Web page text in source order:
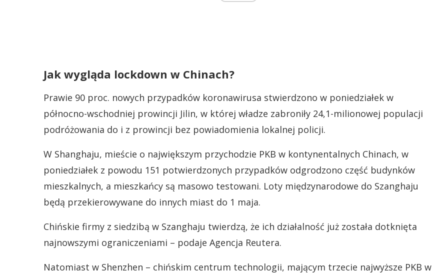
Jak wygląda lockdown w Chinach?
Prawie 90 proc. nowych przypadków koronawirusa stwierdzono w poniedziałek w
północno-wschodniej prowincji Jilin, w której władze zabroniły 24,1-milionowej populacji
podróżowania do i z prowincji bez powiadomienia lokalnej policji.
W Shanghaju, mieście o największym przychodzie PKB w kontynentalnych Chinach, w
poniedziałek z powodu 151 potwierdzonych przypadków odgrodzono część budynków
mieszkalnych, a mieszkańcy są masowo testowani. Loty międzynarodowe do Szanghaju
będą przekierowywane do innych miast do 1 maja.
Chińskie firmy z siedzibą w Szanghaju twierdzą, że ich działalność już została dotknięta
najnowszymi ograniczeniami – podaje Agencja Reutera.
Natomiast w Shenzhen – chińskim centrum technologii, mającym trzecie najwyższe PKB w